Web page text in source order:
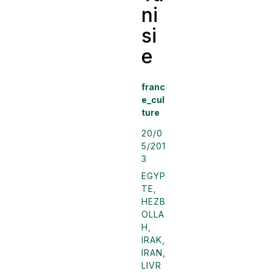
ni
si
e
franc
e_cul
ture
20/0
5/201
3
EGYP
TE
HEZB
OLLA
H
IRAK
IRAN
LIVR